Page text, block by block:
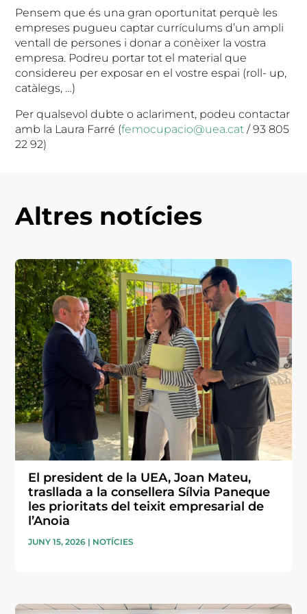
Pensem que és una gran oportunitat perquè les
empreses pugueu captar currículums d’un ampli
ventall de persones i donar a conèixer la vostra
empresa. Podreu portar tot el material que
considereu per exposar en el vostre espai (roll- up,
catàlegs, …)
Per qualsevol dubte o aclariment, podeu contactar
amb la Laura Farré (femocupacio@uea.cat / 93 805
22 92)
Altres notícies
El president de la UEA, Joan Mateu,
trasllada a la consellera Sílvia Paneque
les prioritats del teixit empresarial de
l’Anoia
JUNY 15, 2026 | NOTÍCIES